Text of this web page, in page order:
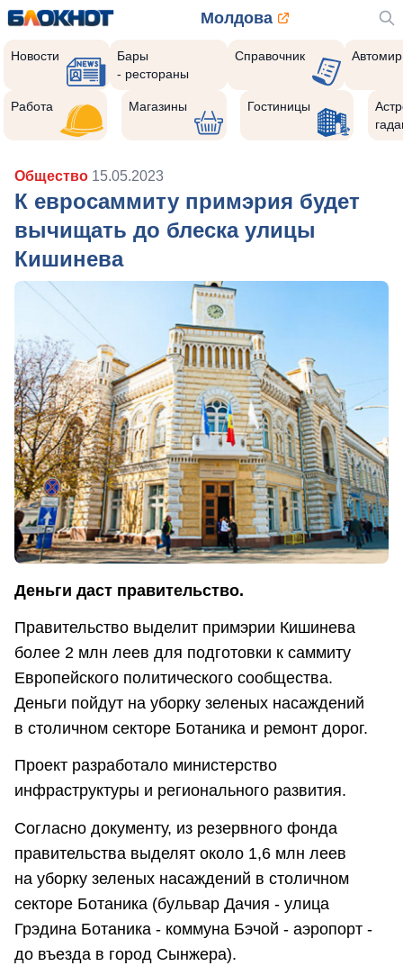
Молдова
Новости
Бары
- рестораны
Справочник Автомир
Работа Магазины Гостиницы
Общество 15.05.2023
К евросаммиту примэрия будет
вычищать до блеска улицы
Кишинева
Деньги даст правительство.
Правительство выделит примэрии Кишинева
более 2 млн леев для подготовки к саммиту
Европейского политического сообщества.
Деньги пойдут на уборку зеленых насаждений
в столичном секторе Ботаника и ремонт дорог.
Проект разработало министерство
инфраструктуры и регионального развития.
Согласно документу, из резервного фонда
правительства выделят около 1,6 млн леев
на уборку зеленых насаждений в столичном
секторе Ботаника (бульвар Дачия - улица
Грэдина Ботаника - коммуна Бэчой - аэропорт -
до въезда в город Сынжера).